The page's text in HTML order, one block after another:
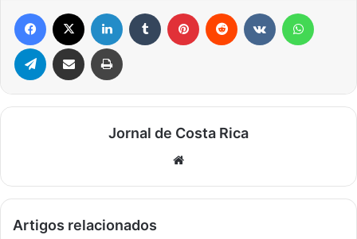
Facebook Linkedin Tumblr Pinterest Reddit
Telegram Compartilhar via e-mail Imprimir
Jornal de Costa Rica
Artigos relacionados